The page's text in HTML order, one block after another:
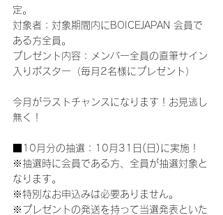
定。
対象者：対象期間内にBOICEJAPAN 会員で
ある方全員。
プレゼント内容：メンバー全員の直筆サイン
入りポスター（毎月2名様にプレゼント）
今月がラストチャンスになります！お見逃し
無く！
■10月分の抽選：10月31日(日)に実施！
※抽選時に会員である方、全員が抽選対象と
なります。
※特別なお申込みは必要ありません。
※プレゼントの発送を持って当選発表といた